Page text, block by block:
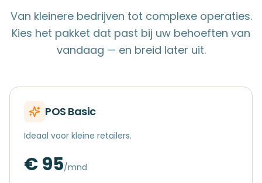
Van kleinere bedrijven tot complexe operaties.
Kies het pakket dat past bij uw behoeften van
vandaag — en breid later uit.
POS Basic
Ideaal voor kleine retailers.
€ 95/mnd